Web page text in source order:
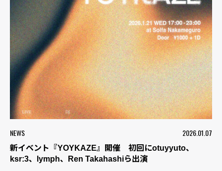
NEWS 2026.01.07
新イベント『YOYKAZE』開催 初回にotuyyuto、
ksr:3、lymph、Ren Takahashiら出演